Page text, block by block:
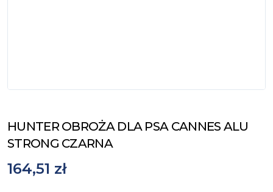
HUNTER OBROŻA DLA PSA CANNES ALU
STRONG CZARNA
164,51 zł